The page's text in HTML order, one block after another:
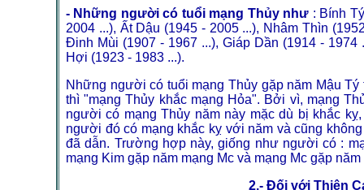
- Những người có tuổi mạng Thủy như : Bính
2004 ...), Ất Dậu (1945 - 2005 ...), Nhâm Thìn
Đinh Mùi (1907 - 1967 ...), Giáp Dần (1914 - 1974
Hợi (1923 - 1983 ...).
Những người có tuổi mạng Thủy gặp năm Mậu
thì "mạng Thủy khắc mạng Hỏa". Bởi vì, mạng
người có mạng Thủy năm này mặc dù bị khắc
người đó có mạng khắc kỵ với năm và cũng
đã dẫn. Trường hợp này, giống như người có :
mạng Kim gặp năm mạng Mc và mạng Mc gặp
2.- Đối với Thiên